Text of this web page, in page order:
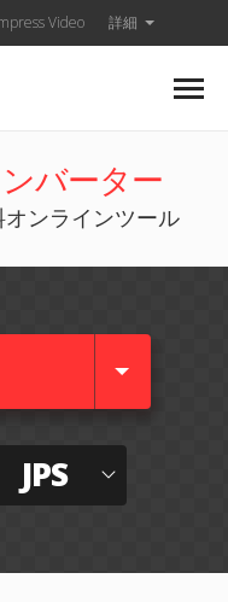
Video 詳細
ンバーター
オンラインツール
JPS